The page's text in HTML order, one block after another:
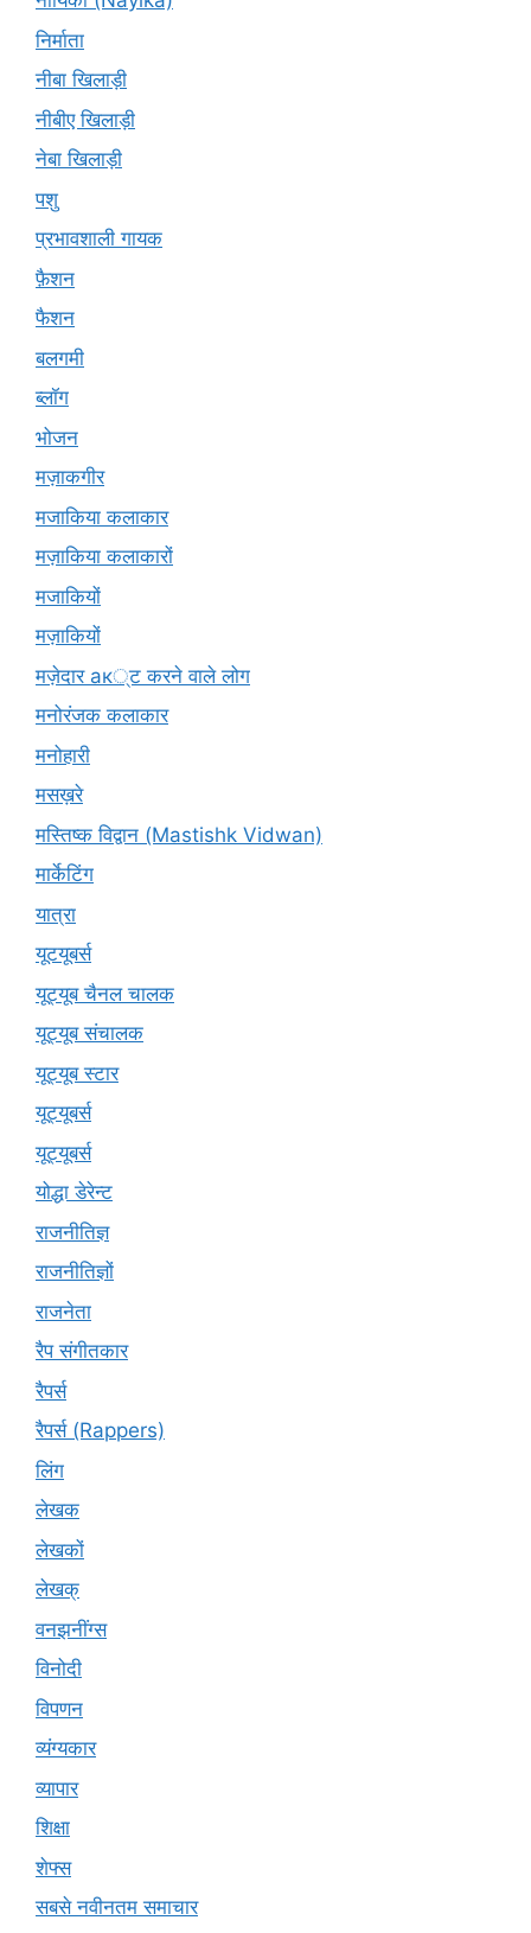
निर्माता
नीबा खिलाड़ी
नीबीए खिलाड़ी
नेबा खिलाड़ी
पशु
प्रभावशाली गायक
फ़ैशन
फैशन
बलगमी
ब्लॉग
भोजन
मज़ाकगीर
मजाकिया कलाकार
मज़ाकिया कलाकारों
मजाकियों
मज़ाकियों
मज़ेदार ак्ट करने वाले लोग
मनोरंजक कलाकार
मनोहारी
मसख़रे
मस्तिष्क विद्वान (Mastishk Vidwan)
मार्केटिंग
यात्रा
यूटयूबर्स
यूट्यूब चैनल चालक
यूट्यूब संचालक
यूट्यूब स्टार
यूट्यूबर्स
यूट्‍यूबर्स
योद्धा डेरेन्ट
राजनीतिज्ञ
राजनीतिज्ञों
राजनेता
रैप संगीतकार
रैपर्स
रैपर्स (Rappers)
लिंग
लेखक
लेखकों
लेखक्
वनझनींग्स
विनोदी
विपणन
व्यंग्यकार
व्यापार
शिक्षा
शेफ्स
सबसे नवीनतम समाचार